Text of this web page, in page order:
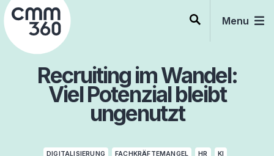
Skip
to
content
Menu
Recruiting im Wandel:
Viel Potenzial bleibt
ungenutzt
DIGITALISIERUNG FACHKRÄFTEMANGEL HR KI